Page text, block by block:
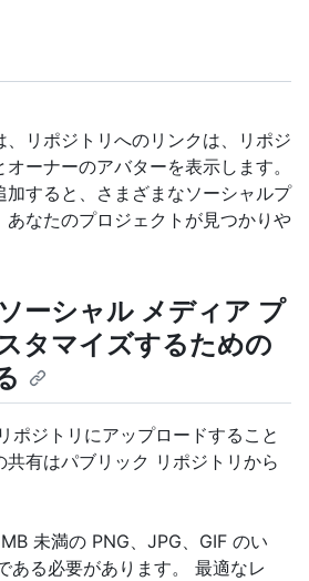
リポジトリへのリンクは、リポジ
オーナーのアバターを表示します。
加すると、さまざまなソーシャルプ
あなたのプロジェクトが見つかりや
ーシャル メディア プ
タマイズするための
ポジトリにアップロードすること
共有はパブリック リポジトリから
未満の PNG、JPG、GIF のい
ある必要があります。 最適なレ